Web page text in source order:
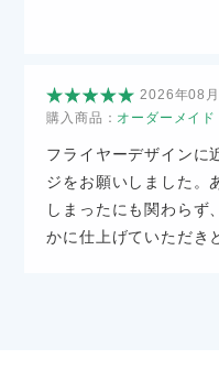
2026年08
購入商品： オーダーメイド
フライヤーデザインに
ジをお願いしました。
しまったにも関わらず
かに仕上げていただき